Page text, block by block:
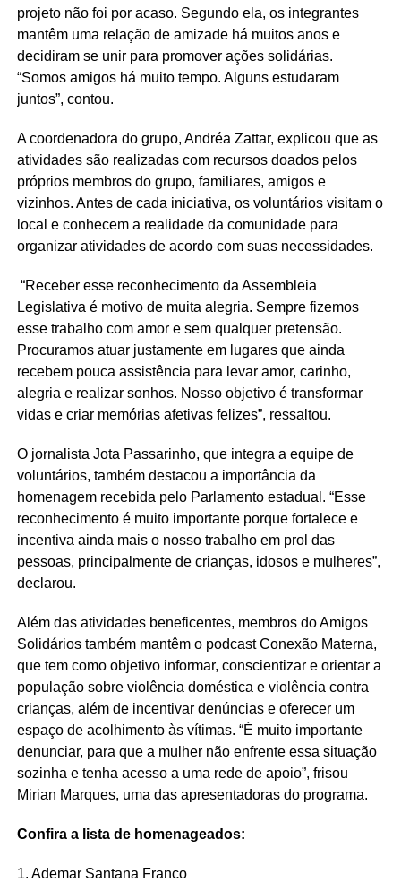
projeto não foi por acaso. Segundo ela, os integrantes
mantêm uma relação de amizade há muitos anos e
decidiram se unir para promover ações solidárias.
“Somos amigos há muito tempo. Alguns estudaram
juntos”, contou.
A coordenadora do grupo, Andréa Zattar, explicou que as
atividades são realizadas com recursos doados pelos
próprios membros do grupo, familiares, amigos e
vizinhos. Antes de cada iniciativa, os voluntários visitam o
local e conhecem a realidade da comunidade para
organizar atividades de acordo com suas necessidades.
“Receber esse reconhecimento da Assembleia
Legislativa é motivo de muita alegria. Sempre fizemos
esse trabalho com amor e sem qualquer pretensão.
Procuramos atuar justamente em lugares que ainda
recebem pouca assistência para levar amor, carinho,
alegria e realizar sonhos. Nosso objetivo é transformar
vidas e criar memórias afetivas felizes”, ressaltou.
O jornalista Jota Passarinho, que integra a equipe de
voluntários, também destacou a importância da
homenagem recebida pelo Parlamento estadual. “Esse
reconhecimento é muito importante porque fortalece e
incentiva ainda mais o nosso trabalho em prol das
pessoas, principalmente de crianças, idosos e mulheres”,
declarou.
Além das atividades beneficentes, membros do Amigos
Solidários também mantêm o podcast Conexão Materna,
que tem como objetivo informar, conscientizar e orientar a
população sobre violência doméstica e violência contra
crianças, além de incentivar denúncias e oferecer um
espaço de acolhimento às vítimas. “É muito importante
denunciar, para que a mulher não enfrente essa situação
sozinha e tenha acesso a uma rede de apoio”, frisou
Mirian Marques, uma das apresentadoras do programa.
Confira a lista de homenageados:
1. Ademar Santana Franco